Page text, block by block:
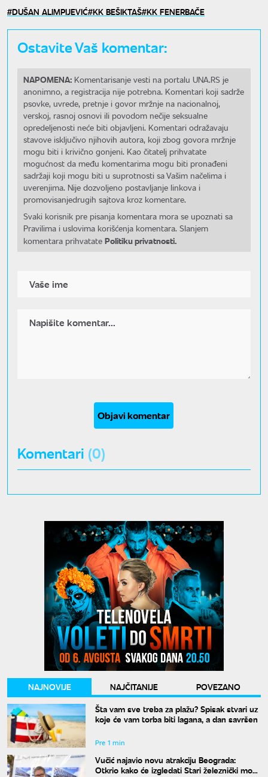
DUŠAN ALIMPIJEVIĆ KK BEŠIKTAŠ KK FENERBAČE
Ostavite Vaš komentar:
NAPOMENA: Komentarisanje vesti na portalu UNA.RS je
anonimno, a registracija nije potrebna. Komentari koji sadrže
psovke, uvrede, pretnje i govor mržnje na nacionalnoj,
verskoj, rasnoj osnovi ili povodom nečije seksualne
opredeljenosti neće biti objavljeni. Komentari odražavaju
stavove isključivo njihovih autora, koji zbog govora mržnje
mogu biti i krivično gonjeni. Kao čitatelj prihvatate
mogućnost da među komentarima mogu biti pronađeni
sadržaji koji mogu biti u suprotnosti sa Vašim načelima i
uverenjima. Nije dozvoljeno postavljanje linkova i
promovisanjedrugih sajtova kroz komentare.
Svaki korisnik pre pisanja komentara mora se upoznati sa
Pravilima i uslovima korišćenja komentara. Slanjem
komentara prihvatate Politiku privatnosti.
Objavi komentar
Komentari (0)
NAJNOVIJE NAJČITANIJE
POVEZANO
Šta vam sve treba za plažu? Spisak stvari uz
koje će vam torba biti lagana, a dan savršen
Pre 1 min
Vučić najavio novu atrakciju Beograda:
Otkrio kako će izgledati Stari železnički most